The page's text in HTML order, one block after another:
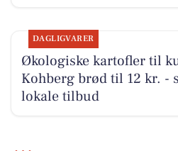
DAGLIGVARER
Økologiske kartofler til
Kohberg brød til 12 kr. -
lokale tilbud